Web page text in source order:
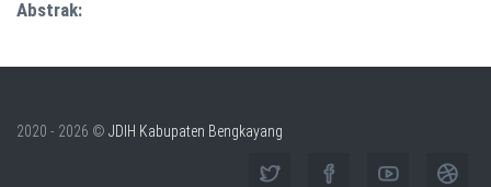
Abstrak:
2020 - 2026 © JDIH Kabupaten Bengkayang